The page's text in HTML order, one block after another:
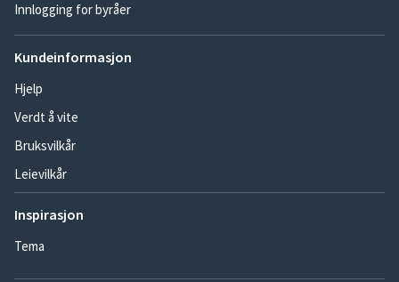
Innlogging for byråer
Kundeinformasjon
Hjelp
Verdt å vite
Bruksvilkår
Leievilkår
Inspirasjon
Tema